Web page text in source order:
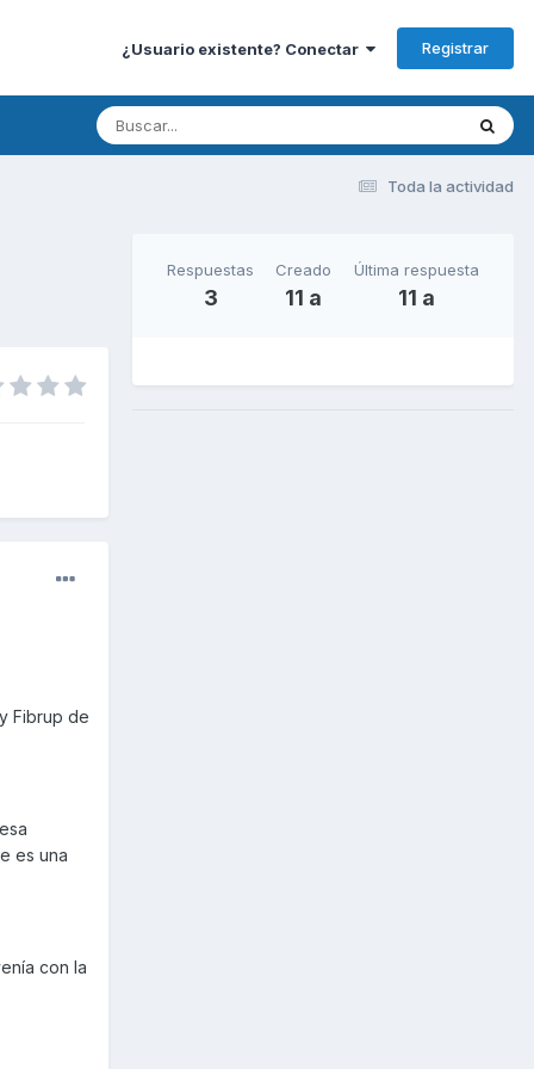
¿Usuario existente? Conectar Registrar
Toda la actividad
Fibrup de
es una
con la
Respuestas
3
Creado
11 a
Última respuesta
11 a